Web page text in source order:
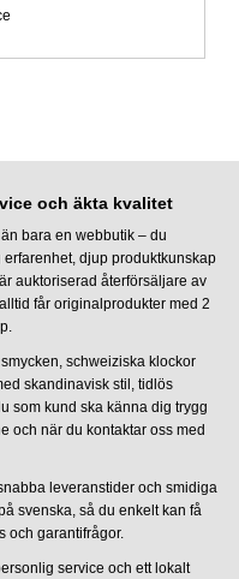
och äkta kvalitet
bara en webbutik – du
djup produktkunskap
auktoriserad återförsäljare av
får originalprodukter med 2
schweiziska klockor
skandinavisk stil, tidlös
som kund ska känna dig trygg
och när du kontaktar oss med
leveranstider och smidiga
svenska, så du enkelt kan få
och garantifrågor.
service och ett lokalt